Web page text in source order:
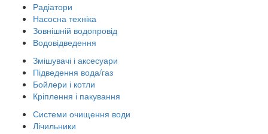
Радіатори
Насосна техніка
Зовнішній водопровід
Водовідведення
Змішувачі і аксесуари
Підведення вода/газ
Бойлери і котли
Кріплення і пакування
Системи очищення води
Лічильники